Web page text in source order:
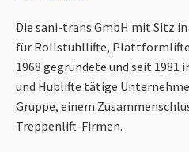
Die sani-trans GmbH mit Sitz
für Rollstuhllifte, Plattformlifte
1968 gegründete und seit
und Hublifte tätige
Gruppe, einem
Treppenlift-Firmen.